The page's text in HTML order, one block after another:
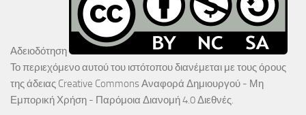
Αδειοδότηση
Το περιεχόμενο αυτού του ιστότοπου διανέμεται με τους όρους
της άδειας Creative Commons Αναφορά Δημιουργού - Μη
Εμπορική Χρήση - Παρόμοια Διανομή 4.0 Διεθνές.